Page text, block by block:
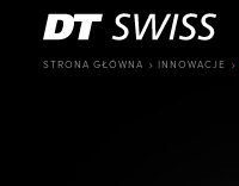
STRONA GŁÓWNA INNOWACJE